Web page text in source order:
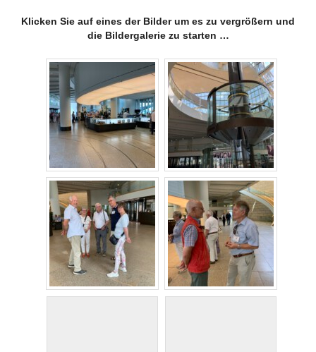
Klicken Sie auf eines der Bilder um es zu vergrößern und
die Bildergalerie zu starten …